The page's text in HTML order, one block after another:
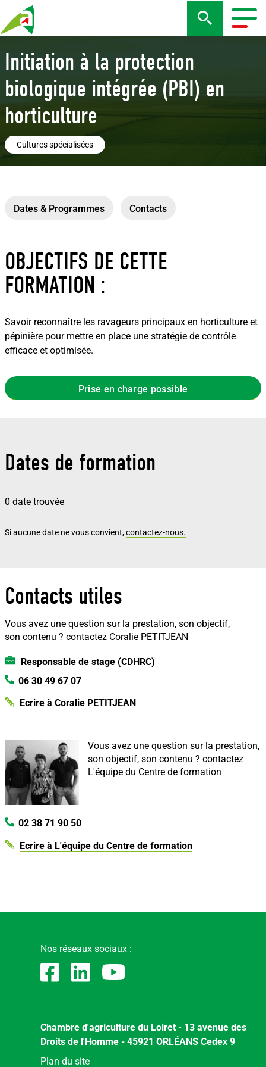
au
contenu
Initiation à la protection
biologique intégrée (PBI) en
horticulture
Cultures spécialisées
Dates & Programmes Contacts
OBJECTIFS DE CETTE
FORMATION :
Savoir reconnaître les ravageurs principaux en horticulture et
pépinière pour mettre en place une stratégie de contrôle
efficace et optimisée.
Prise en charge possible
Dates de formation
0 date trouvée
Si aucune date ne vous convient,contactez-nous.
Contacts utiles
Vous avez une question sur la prestation, son objectif,
son contenu ? contactez Coralie PETITJEAN
Responsable de stage (CDHRC)
06 30 49 67 07
Ecrire à Coralie PETITJEAN
Vous avez une question sur la prestation,
son objectif, son contenu ? contactez
L'équipe du Centre de formation
02 38 71 90 50
Ecrire à L'équipe du Centre de formation
Nos réseaux sociaux :
Chambre d'agriculture du Loiret - 13 avenue des
Droits de l'Homme - 45921 ORLÉANS Cedex 9
Menu
Plan du site